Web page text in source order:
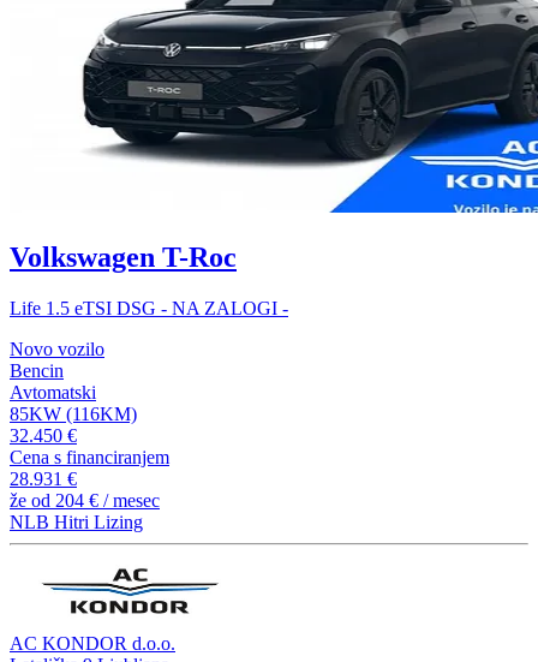
Volkswagen T-Roc
Life 1.5 eTSI DSG - NA ZALOGI -
Novo vozilo
Bencin
Avtomatski
85KW (116KM)
32.450 €
Cena s financiranjem
28.931 €
že od 204 € / mesec
NLB Hitri Lizing
AC KONDOR d.o.o.